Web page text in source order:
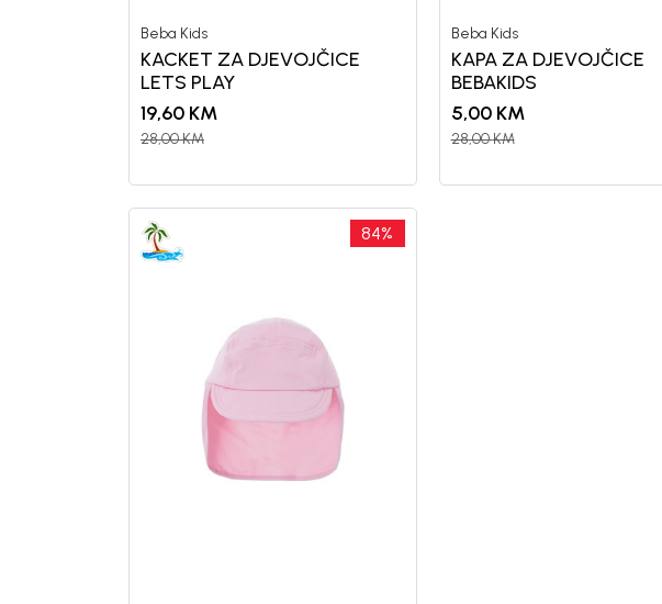
Beba Kids
KACKET ZA DJEVOJČICE
LETS PLAY
19,60 KM
28,00KM
Beba Kids
KAPA ZA DJEVOJČICE
BEBAKIDS
5,00 KM
28,00KM
84%